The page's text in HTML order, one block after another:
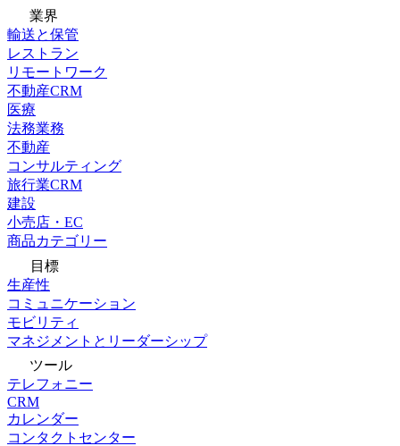
業界
輸送と保管
レストラン
リモートワーク
不動産CRM
医療
法務業務
不動産
コンサルティング
旅行業CRM
建設
小売店・EC
商品カテゴリー
目標
生産性
コミュニケーション
モビリティ
マネジメントとリーダーシップ
ツール
テレフォニー
CRM
カレンダー
コンタクトセンター